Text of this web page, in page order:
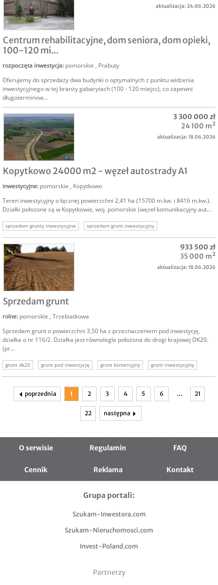
Centrum rehabilitacyjne, dom seniora, dom opieki,
100-120 mi...
rozpoczęta inwestycja: pomorskie , Prabuty
Oferujemy do sprzedaży dwa budynki o optymalnych z punktu widzenia
inwestycyjnego w tej branży gabarytach (100 - 120 miejsc), co zapewni
długoterminow...
aktualizacja: 24.06.2026
Kopytkowo 24000 m2 - węzeł autostrady A1
inwestycyjne: pomorskie , Kopytkowo
Teren inwestycyjny o łącznej powierzchni 2,41 ha (15700 m.kw. i 8416 m.kw.).
Działki położone są w Kopytkowie, woj. pomorskie (węzeł komunikacyjny aut...
sprzedam grunty inwestycyjne
sprzedam grunt inwestycyjny
działka przemysłowa pomorskie
komercyjne pomorskie
grunt przy autostradzie
tereny inwestycyjne
3 300 000 zł
24 100 m²
aktualizacja: 18.06.2026
Sprzedam grunt
rolne: pomorskie , Trzebiatkowa
Sprzedam grunt o powierzchni 3,50 ha z przeznaczeniem pod inwestycję,
działka o nr 116/2. Działka jest równolegle położona do drogi krajowej DK20.
(pr...
grunt dk20 grunt pod inwestycję grunt komercyjny
grunt inwestycyjny
nieruchomość gruntowa
nieruchomość komercyjna
933 500 zł
35 000 m²
aktualizacja: 18.06.2026
poprzednia 1 2 3 4 5 6 … 21
22 następna
O serwisie Regulamin FAQ
Cennik Reklama Kontakt
Grupa portali:
Szukam-Inwestora.com
Szukam-Nieruchomosci.com
Invest-Poland.com
Partnerzy